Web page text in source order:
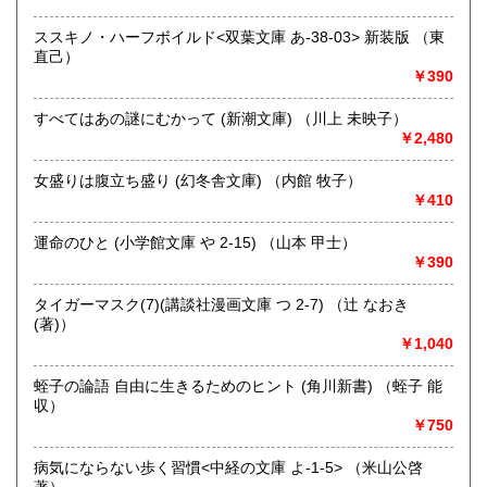
取り扱い分野
国書、サブカルチャー、古書一般（その他）
オールジャンル
ススキノ・ハーフボイルド<双葉文庫 あ-38-03> 新装版 （東
直己）
￥390
すべてはあの謎にむかって (新潮文庫) （川上 未映子）
￥2,480
女盛りは腹立ち盛り (幻冬舎文庫) （内館 牧子）
￥410
運命のひと (小学館文庫 や 2-15) （山本 甲士）
￥390
タイガーマスク(7)(講談社漫画文庫 つ 2-7) （辻 なおき
(著)）
￥1,040
蛭子の論語 自由に生きるためのヒント (角川新書) （蛭子 能
収）
￥750
病気にならない歩く習慣<中経の文庫 よ-1-5> （米山公啓